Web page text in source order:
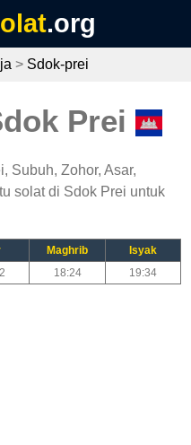
.org
> Sdok-prei
Prei
Subuh, Zohor, Asar,
solat di Sdok Prei untuk
Maghrib
Isyak
18:24 19:34